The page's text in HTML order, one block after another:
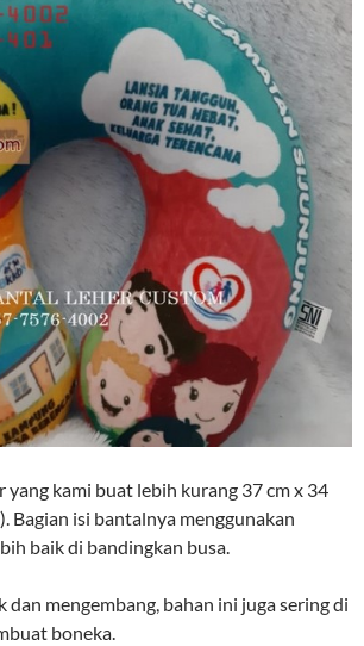
yang kami buat lebih kurang 37 cm x 34
Bagian isi bantalnya menggunakan
baik di bandingkan busa.
dan mengembang, bahan ini juga sering di
boneka.